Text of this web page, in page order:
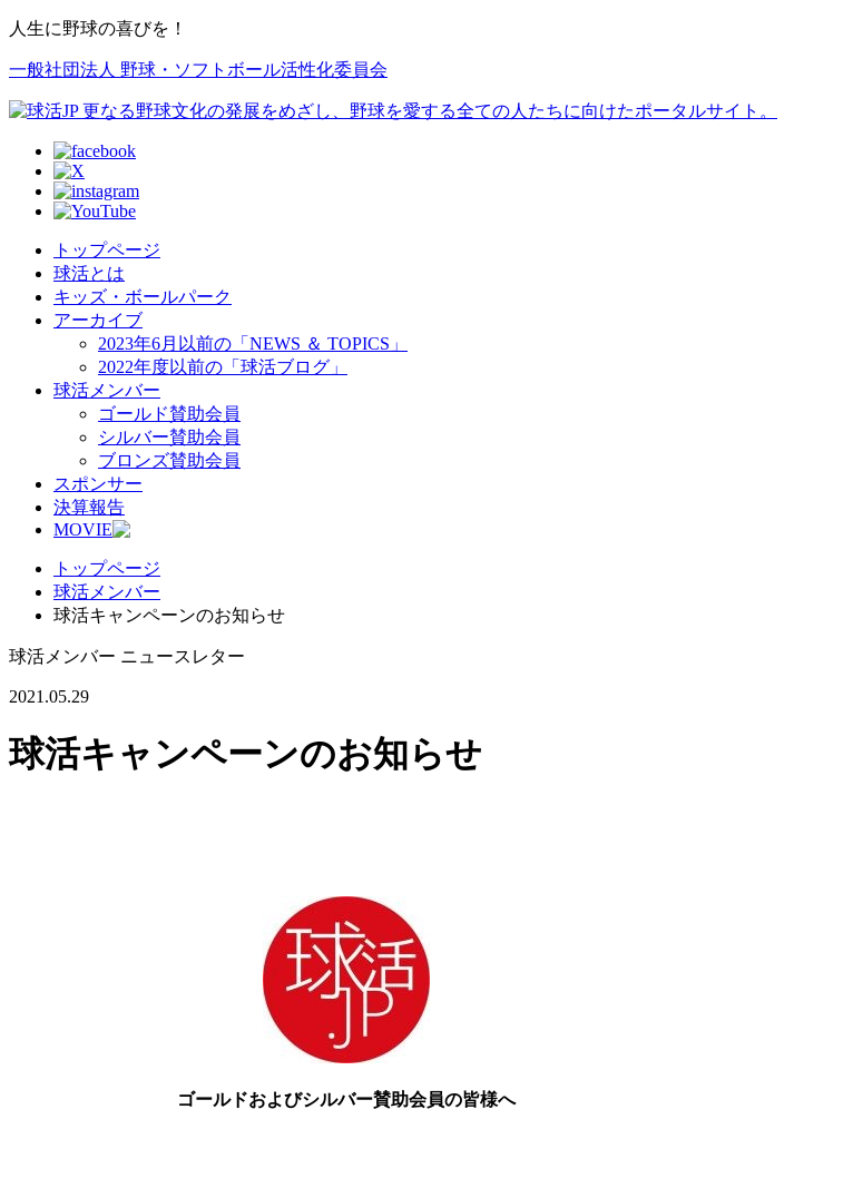
人生に野球の喜びを！
一般社団法人 野球・ソフトボール活性化委員会
トップページ
球活とは
キッズ・ボールパーク
アーカイブ
2023年6月以前の「NEWS ＆ TOPICS」
2022年度以前の「球活ブログ」
球活メンバー
ゴールド賛助会員
シルバー賛助会員
ブロンズ賛助会員
スポンサー
決算報告
MOVIE
トップページ
球活メンバー
球活キャンペーンのお知らせ
球活メンバー ニュースレター
2021.05.29
球活キャンペーンのお知らせ
ゴールドおよびシルバー賛助会員の皆様へ